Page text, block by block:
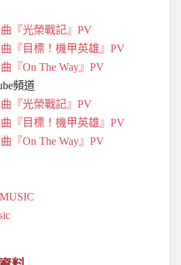
『光榮戰記』PV
『目標！機甲英雄』PV
『On The Way』PV
頻道
『光榮戰記』PV
『目標！機甲英雄』PV
『On The Way』PV